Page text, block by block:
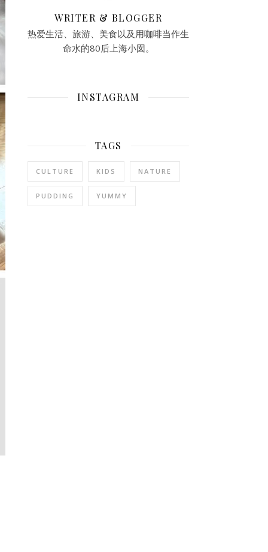
WRITER & BLOGGER
热爱生活、旅游、美食以及用咖啡当作生
命水的80后上海小囡。
INSTAGRAM
TAGS
CULTURE KIDS NATURE
PUDDING YUMMY